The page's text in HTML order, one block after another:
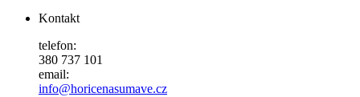
Kontakt
telefon:
380 737 101
email:
info@horicenasumave.cz